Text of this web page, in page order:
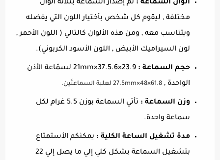
ألوان السماعة : تم إصدار السماعة بثلاثة ألوان
مختلفة , ليقوم كل شخص بأختيار اللون التي يفضله
ويتناسب معه , ومن هذه الألوان كالتالي ( اللون الأحمر ,
لون السيراميك الأبيض , اللون الأسود الكربوني).
حجم السماعة :
23.9×37.5.6×21mm لسمّاعة الأذن
الواحدة ,61.8×48×27.5mm لعلبة السماعتَين.
وزن السماعة :
تأتي السماعة بوزن 5.5 غرام لكل
سماعة واحدة.
مدة تشغيل الساعة الكلية : يمكنكم الأستمتاع
بتشغيل السماعة بشكل كلي إلي ما يصل إلي 22